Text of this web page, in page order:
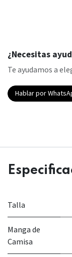
¿Necesitas
Te ayudamos a
Hablar por
Talla
Manga de
Camisa